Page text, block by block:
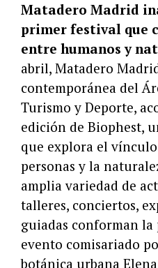
Matadero Madrid
primer festival que
entre humanos y
abril, Matadero
contemporánea del
Turismo y Deporte,
edición de Biophest,
que explora el
personas y la
amplia variedad de
talleres, conciertos,
guiadas conforman la
evento comisariado
botánica urbana